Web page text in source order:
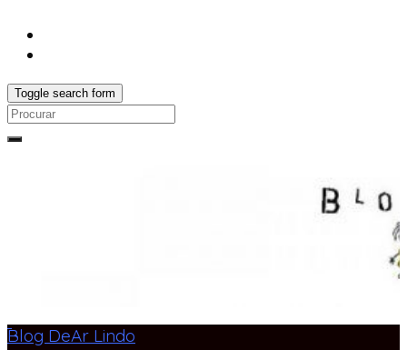
Toggle search form
Search
Blog DeAr Lindo